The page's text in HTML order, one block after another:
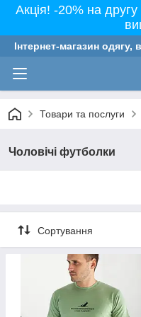
Акція! -20% на
Інтернет-магазин одягу,
Товари та послуги
Чоловічі футболки
Сортування